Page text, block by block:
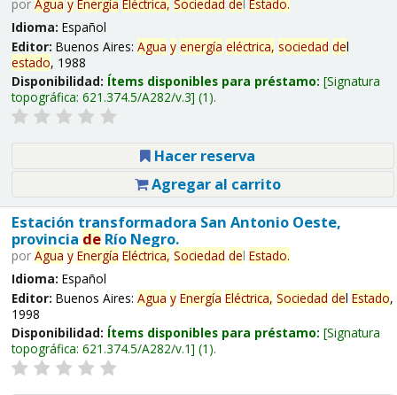
por Agua y Energía Eléctrica, Sociedad del Estado.
Idioma: Español
Editor: Buenos Aires: Agua y energía eléctrica, sociedad del
estado, 1988
Disponibilidad: Ítems disponibles para préstamo: Signatura
topográfica: 621.374.5/A282/v.3 (1).
Hacer reserva
Agregar al carrito
Estación transformadora San Antonio Oeste,
provincia deRío Negro.
por Agua y Energía Eléctrica, Sociedad del Estado.
Idioma: Español
Editor: Buenos Aires: Agua y Energía Eléctrica, Sociedad del Estado,
1998
Disponibilidad: Ítems disponibles para préstamo: Signatura
topográfica: 621.374.5/A282/v.1 (1).